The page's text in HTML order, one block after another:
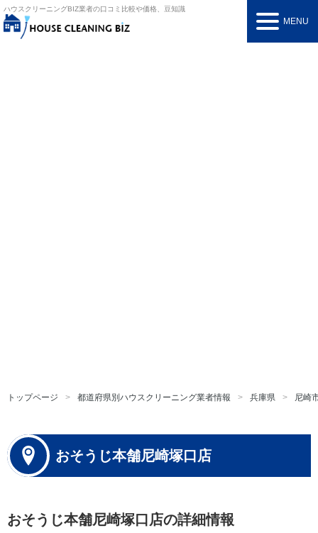
ハウスクリーニングBIZ業者の口コミ比較や価格、豆知識
MENU
トップページ 都道府県別ハウスクリーニング業者情報 兵庫県 尼崎
おそうじ本舗尼崎塚口店
おそうじ本舗尼崎塚口店の詳細情報